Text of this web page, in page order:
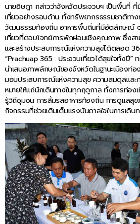
นายอิษฎา กล่าวว่าจังหวัดประจวบฯ เป็นพื้นที่
เที่ยวอย่างรอบด้าน ทั้งทรัพยากรธรรมชาติทาง
วัฒนธรรมท้องถิ่น อาหารพื้นถิ่นที่มีอัตลักษณ์
เที่ยวที่ตอบโจทย์การพักผ่อนเชิงคุณภาพ ซึ่งส
และสร้างประสบการณ์แห่งความสุขได้ตลอด
“Prachuap 365 : ประจวบเที่ยวได้สุขใจทั้งปี”
นำเสนอภาพลักษณ์ของจังหวัดในฐานะเมืองท่
มอบประสบการณ์แห่งความสุข ความสมดุลแล
หมายให้แก่นักเดินทางในทุกฤดูกาล ทั้งการท่อง
รู้วิถีชุมชน การลิ้มรสอาหารท้องถิ่น การดูแลสุ
กิจกรรมที่ช่วยเติมเต็มแรงบันดาลใจในการเดิน